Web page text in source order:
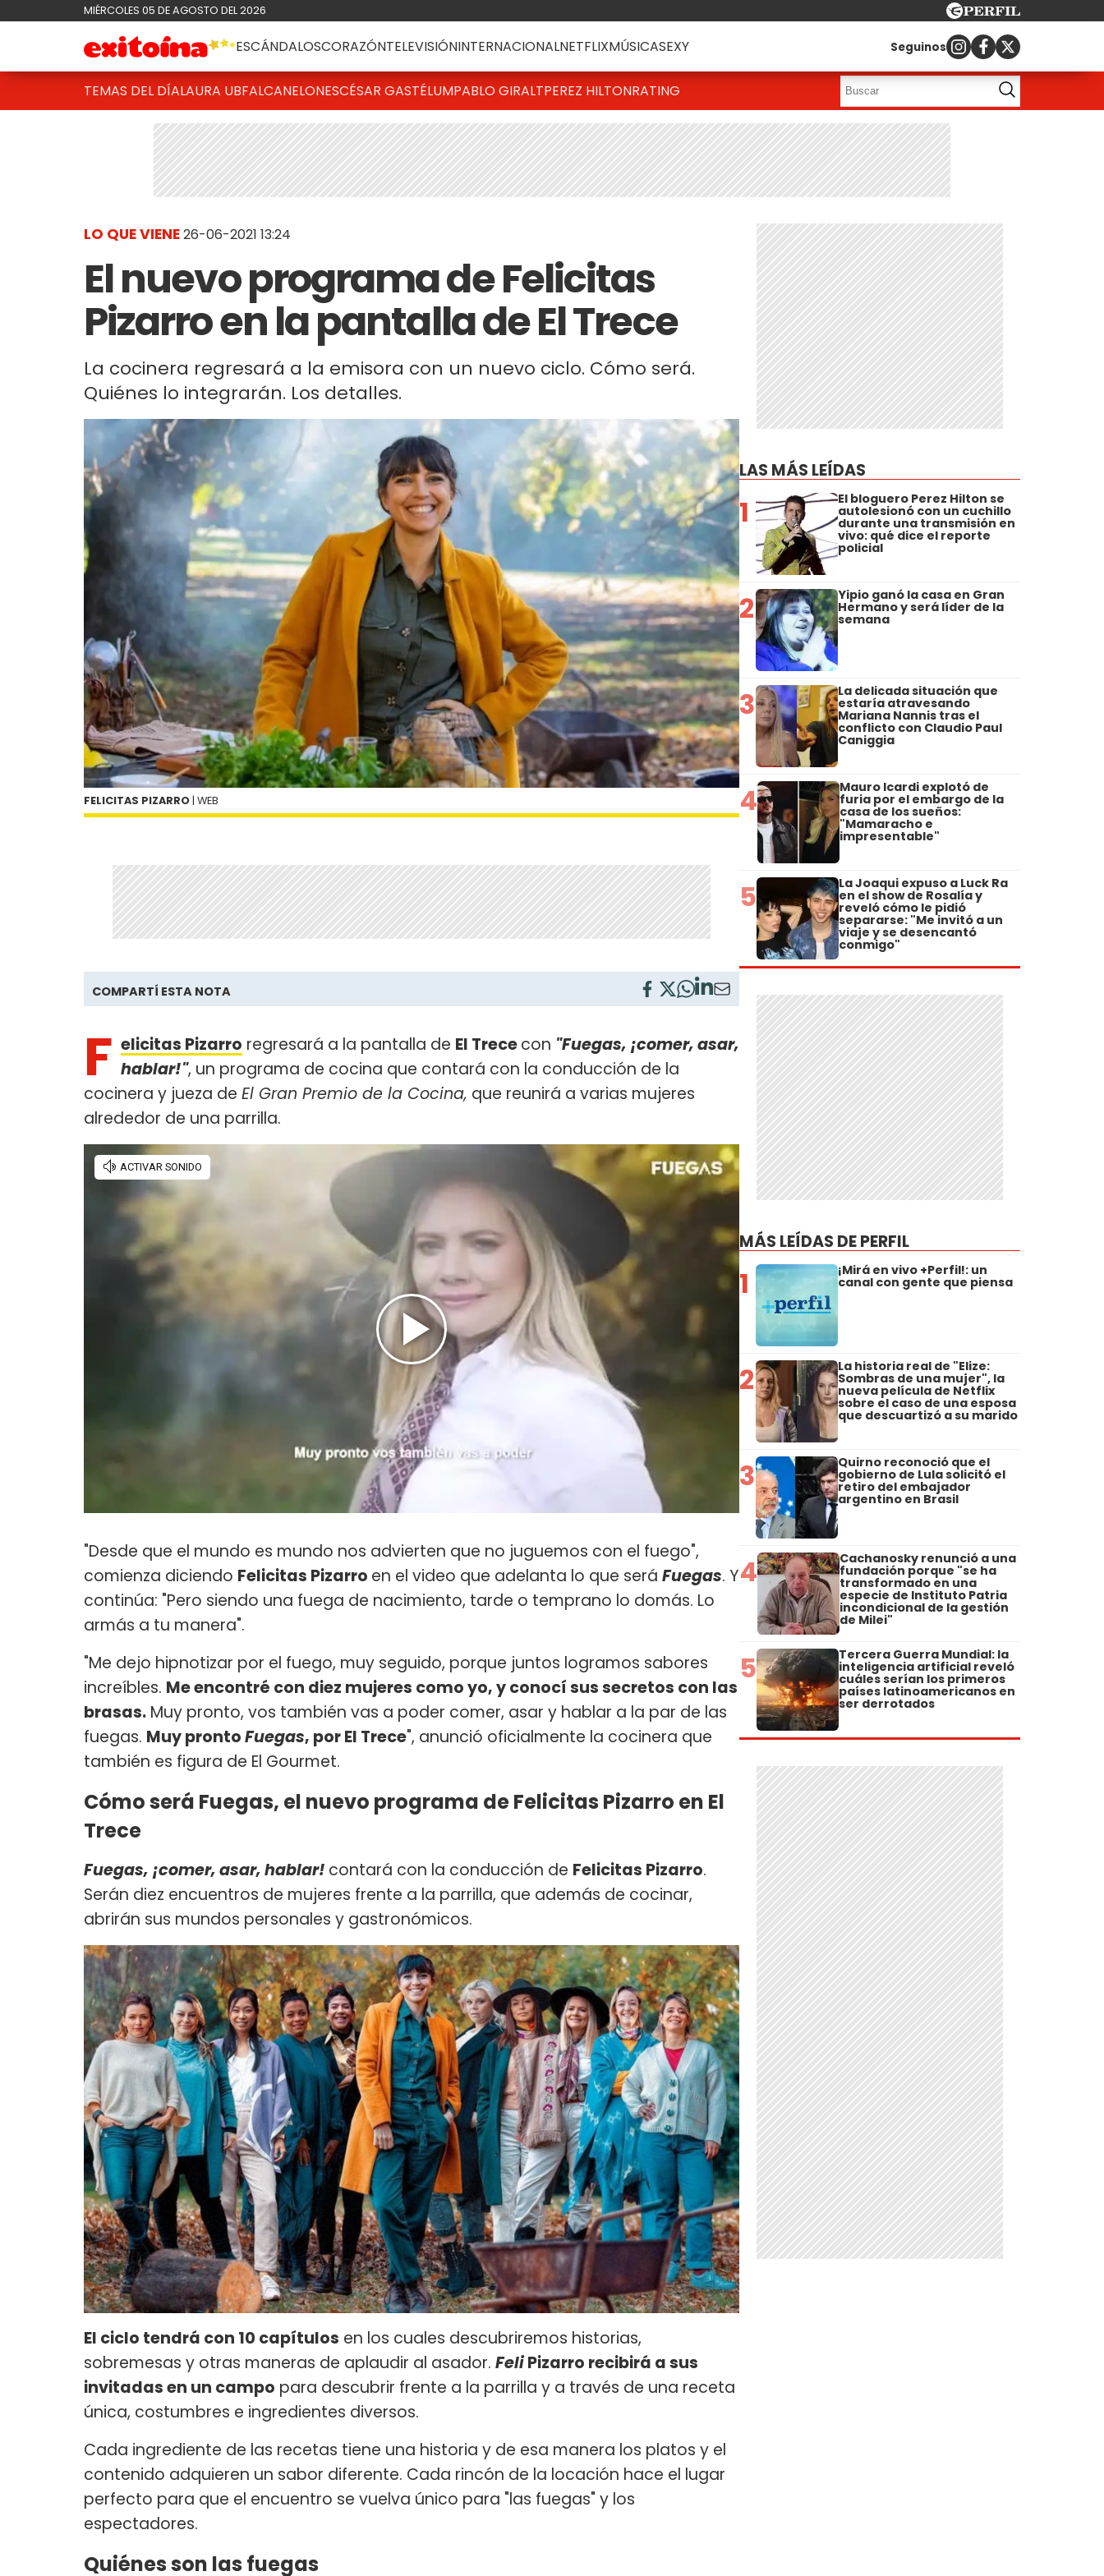
MIÉRCOLES 05 DE AGOSTO DEL 2026
ESCÁNDALOSCORAZÓNTELEVISIÓNINTERNACIONALNETFLIXMÚSICASEXY Seguinos
TEMAS DEL DÍALAURA UBFALCANELONESCÉSAR GASTÉLUMPABLO GIRALTPEREZ HILTONRATING
LO QUE VIENE26-06-2021 13:24
El nuevo programa de Felicitas
Pizarro en la pantalla de El Trece
La cocinera regresará a la emisora con un nuevo ciclo. Cómo será.
Quiénes lo integrarán. Los detalles.
FELICITAS PIZARRO | WEB
COMPARTÍ ESTA NOTA
F elicitas Pizarro regresará a la pantalla de El Trececon "Fuegas, ¡comer, asar,
hablar!", un programa de cocina que contará con la conducción de la
cocinera y jueza de El Gran Premio de la Cocina, que reunirá a varias mujeres
alrededor de una parrilla.
"Desde que el mundo es mundo nos advierten que no juguemos con el fuego",
comienza diciendo Felicitas Pizarro en el video que adelanta lo que será Fuegas. Y
continúa: "Pero siendo una fuega de nacimiento, tarde o temprano lo domás. Lo
armás a tu manera".
"Me dejo hipnotizar por el fuego, muy seguido, porque juntos logramos sabores
increíbles. Me encontré con diez mujeres como yo, y conocí sus secretos con las
brasas. Muy pronto, vos también vas a poder comer, asar y hablar a la par de las
fuegas. Muy prontoFuegas, por El Trece", anunció oficialmente la cocinera que
también es figura de El Gourmet.
Cómo será Fuegas, el nuevo programa de Felicitas Pizarro en El
Trece
Fuegas, ¡comer, asar, hablar! contará con la conducción de Felicitas Pizarro.
Serán diez encuentros de mujeres frente a la parrilla, que además de cocinar,
abrirán sus mundos personales y gastronómicos.
El ciclo tendrá con 10 capítulos en los cuales descubriremos historias,
sobremesas y otras maneras de aplaudir al asador. FeliPizarro recibirá a sus
invitadas en un campo para descubrir frente a la parrilla y a través de una receta
única, costumbres e ingredientes diversos.
Cada ingrediente de las recetas tiene una historia y de esa manera los platos y el
contenido adquieren un sabor diferente. Cada rincón de la locación hace el lugar
perfecto para que el encuentro se vuelva único para "las fuegas" y los
espectadores.
Quiénes son las fuegas
LAS MÁS LEÍDAS
1 El bloguero Perez Hilton se
autolesionó con un cuchillo
durante una transmisión en
vivo: qué dice el reporte
policial
2 Yipio ganó la casa en Gran
Hermano y será líder de la
semana
3 La delicada situación que
estaría atravesando
Mariana Nannis tras el
conflicto con Claudio Paul
Caniggia
4 Mauro Icardi explotó de
furia por el embargo de la
casa de los sueños:
"Mamaracho e
impresentable"
5 La Joaqui expuso a Luck Ra
en el show de Rosalía y
reveló cómo le pidió
separarse: "Me invitó a un
viaje y se desencantó
conmigo"
MÁS LEÍDAS DE PERFIL
1 ¡Mirá en vivo +Perfil!: un
canal con gente que piensa
2 La historia real de "Elize:
Sombras de una mujer", la
nueva película de Netflix
sobre el caso de una esposa
que descuartizó a su marido
3 Quirno reconoció que el
gobierno de Lula solicitó el
retiro del embajador
argentino en Brasil
4 Cachanosky renunció a una
fundación porque "se ha
transformado en una
especie de Instituto Patria
incondicional de la gestión
de Milei"
5 Tercera Guerra Mundial: la
inteligencia artificial reveló
cuáles serían los primeros
países latinoamericanos en
ser derrotados